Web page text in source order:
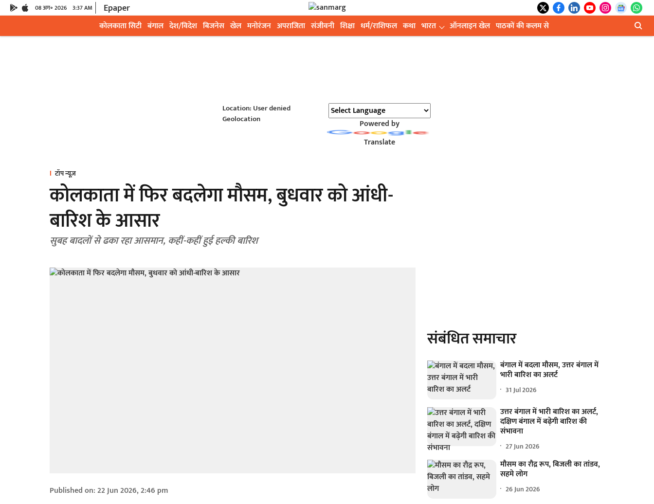
08 अग॰ 2026 3:37 AM Epaper
कोलकाता सिटी बंगाल देश/विदेश बिजनेस खेल मनोरंजन अपराजिता संजीवनी शिक्षा धर्म/राशिफल कथा भारत ऑनलाइन खेल पाठकों की कलम से
Location: User denied
Geolocation
Powered by
Translate
टॉप न्यूज़
कोलकाता में फिर बदलेगा मौसम, बुधवार को आंधी-
बारिश के आसार
सुबह बादलों से ढका रहा आसमान, कहीं-कहीं हुई हल्की बारिश
Published on:22 Jun 2026, 2:46 pm
संबंधित समाचार
बंगाल में बदला मौसम, उत्तर बंगाल में
भारी बारिश का अलर्ट
31 Jul 2026
उत्तर बंगाल में भारी बारिश का अलर्ट,
दक्षिण बंगाल में बढ़ेगी बारिश की
संभावना
27 Jun 2026
मौसम का रौद्र रूप, बिजली का तांडव,
सहमे लोग
26 Jun 2026